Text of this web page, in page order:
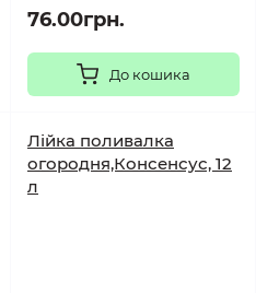
76.00грн.
До кошика
Лійка поливалка
огородня,Консенсус, 12
л